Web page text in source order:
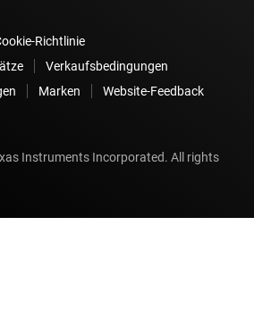
Richtlinie
Verkaufsbedingungen
Marken
Website-Feedback
Instruments Incorporated. All rights